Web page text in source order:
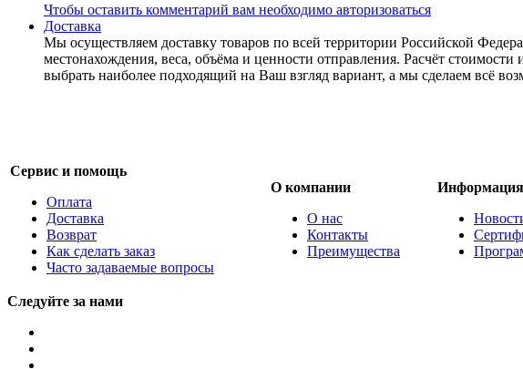
Чтобы оставить комментарий вам необходимо авторизоваться
Доставка
Мы осуществляем доставку товаров по всей территории Российской
местонахождения, веса, объёма и ценности отправления. Расчёт
выбрать наиболее подходящий на Ваш взгляд вариант, а мы сделаем всё
Сервис и помощь
Оплата
Доставка
Возврат
Как сделать заказ
Часто задаваемые вопросы
О компании
О нас
Контакты
Преимущества
Информация
Следуйте за нами